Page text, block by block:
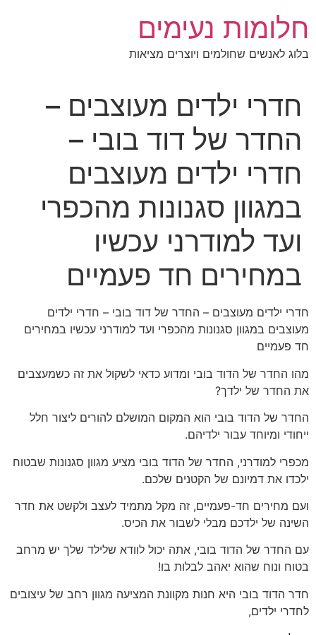
לתוכן
חלומות נעימים
בלוג לאנשים שחולמים ויוצרים מציאות
חדרי ילדים מעוצבים –
החדר של דוד בובי –
חדרי ילדים מעוצבים
במגוון סגנונות מהכפרי
ועד למודרני עכשיו
במחירים חד פעמיים
חדרי ילדים מעוצבים – החדר של דוד בובי – חדרי ילדים
מעוצבים במגוון סגנונות מהכפרי ועד למודרני עכשיו במחירים
חד פעמיים
מהו החדר של הדוד בובי ומדוע כדאי לשקול את זה כשמעצבים
את החדר של ילדך?
החדר של הדוד בובי הוא המקום המושלם להורים ליצור חלל
ייחודי ומיוחד עבור ילדיהם.
מכפרי למודרני, החדר של הדוד בובי מציע מגוון סגנונות שבטוח
ילכדו את דמיונם של הקטנים שלכם.
ועם מחירים חד-פעמיים, זה מקל מתמיד לעצב ולקשט את חדר
השינה של ילדכם מבלי לשבור את הכיס.
עם החדר של הדוד בובי, אתה יכול לוודא שלילד שלך יש מרחב
בטוח ונוח שהוא יאהב לבלות בו!
חדר הדוד בובי היא חנות מקוונת המציעה מגוון רחב של עיצובים
לחדרי ילדים,